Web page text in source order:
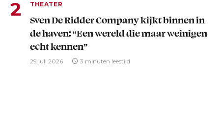
THEATER
Sven De Ridder Company kijkt binnen in
de haven: “Een wereld die maar weinigen
echt kennen”
29 juli 2026 3 minuten leestijd